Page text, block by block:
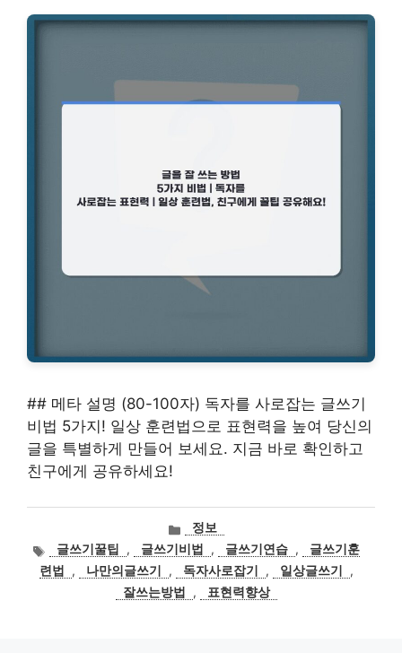
## 메타 설명 (80-100자) 독자를 사로잡는 글쓰기
비법 5가지! 일상 훈련법으로 표현력을 높여 당신의
글을 특별하게 만들어 보세요. 지금 바로 확인하고
친구에게 공유하세요!
카
테
고
리
정보
태
그
글쓰기꿀팁 , 글쓰기비법 , 글쓰기연습 ,
글쓰기훈
련법
, 나만의글쓰기 , 독자사로잡기 , 일상글쓰기
,
잘쓰는방법
, 표현력향상